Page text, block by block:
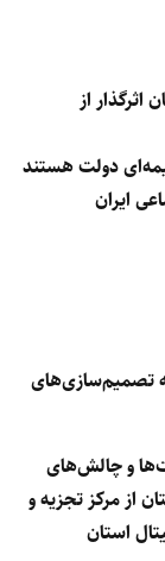
از
ایران
تصمیم‌سازی‌های
و چالش‌های
از مرکز تجزیه و
استان